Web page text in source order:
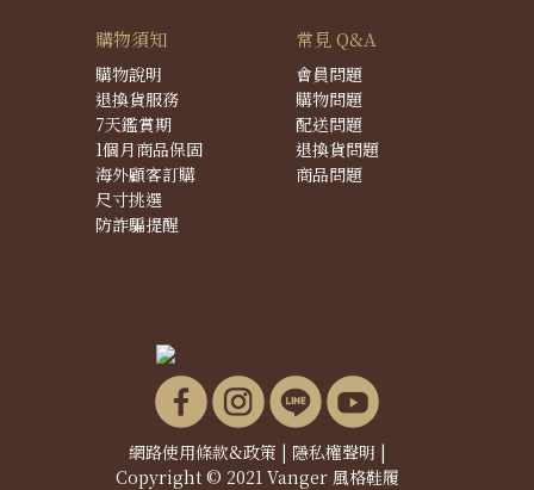
購物須知
購物說明
退換貨服務
7天鑑賞期
1個月商品保固
海外顧客訂購
尺寸挑選
防詐騙提醒
常見 Q&A
會員問題
購物問題
配送問題
退換貨問題
商品問題
網路使用條款&政策 | 隱私權聲明 |
Copyright © 2021 Vanger 風格鞋履